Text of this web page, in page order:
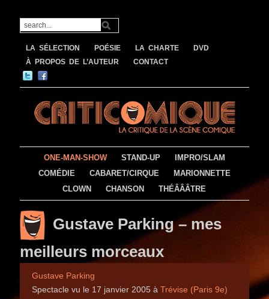
LA SÉLECTION POÉSIE LA CHARTE
DVD
À PROPOS DE L’AUTEUR
CONTACT
ONE-MAN-SHOW STAND-UP
IMPRO/SLAM
COMÉDIE
CABARET/CIRQUE
MARIONNETTE
CLOWN
CHANSON THÉÂÂÂTRE
Gustave Parking – mes
meilleurs morceaux
Gustave Parking
Spectacle vu le 17 janvier 2005 àTrévise (Paris 9e)